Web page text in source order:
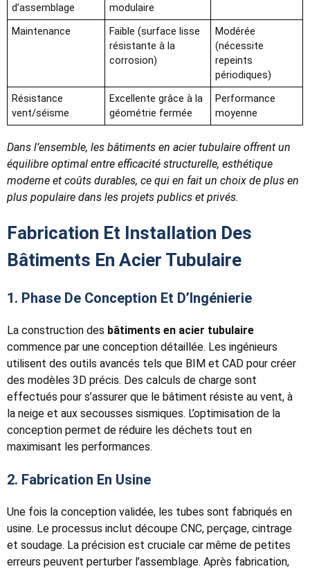
d’assemblage
modulaire
Maintenance
Faible (surface lisse
résistante à la
corrosion)
Modérée
(nécessite
repeints
périodiques)
Résistance
vent/séisme
Excellente grâce à la
géométrie fermée
Performance
moyenne
Dans l’ensemble, les bâtiments en acier tubulaire offrent un
équilibre optimal entre efficacité structurelle, esthétique
moderne et coûts durables, ce qui en fait un choix de plus en
plus populaire dans les projets publics et privés.
Fabrication Et Installation Des
Bâtiments En Acier Tubulaire
1. Phase De Conception Et D’Ingénierie
La construction des bâtiments en acier tubulaire
commence par une conception détaillée. Les ingénieurs
utilisent des outils avancés tels que BIM et CAD pour créer
des modèles 3D précis. Des calculs de charge sont
effectués pour s’assurer que le bâtiment résiste au vent, à
la neige et aux secousses sismiques. L’optimisation de la
conception permet de réduire les déchets tout en
maximisant les performances.
2. Fabrication En Usine
Une fois la conception validée, les tubes sont fabriqués en
usine. Le processus inclut découpe CNC, perçage, cintrage
et soudage. La précision est cruciale car même de petites
erreurs peuvent perturber l’assemblage. Après fabrication,